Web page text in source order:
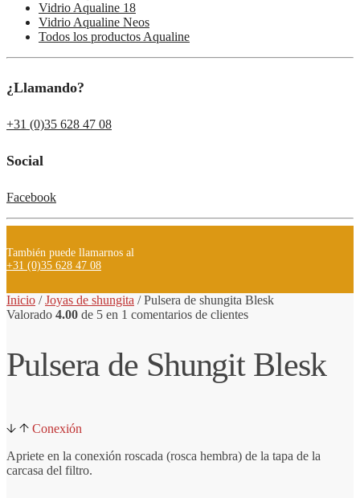
Vidrio Aqualine 18
Vidrio Aqualine Neos
Todos los productos Aqualine
¿Llamando?
+31 (0)35 628 47 08
Social
Facebook
También puede llamarnos al
+31 (0)35 628 47 08
Inicio /Joyas de shungita /Pulsera de shungita Blesk
Valorado 4.00 de 5 en 1 comentarios de clientes
Pulsera de Shungit Blesk
Conexión
Apriete en la conexión roscada (rosca hembra) de la tapa de la
carcasa del filtro.